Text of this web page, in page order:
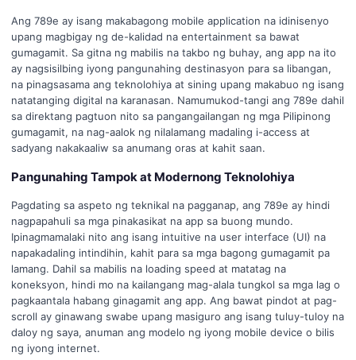
Ang 789e ay isang makabagong mobile application na idinisenyo
upang magbigay ng de-kalidad na entertainment sa bawat
gumagamit. Sa gitna ng mabilis na takbo ng buhay, ang app na ito
ay nagsisilbing iyong pangunahing destinasyon para sa libangan,
na pinagsasama ang teknolohiya at sining upang makabuo ng isang
natatanging digital na karanasan. Namumukod-tangi ang 789e dahil
sa direktang pagtuon nito sa pangangailangan ng mga Pilipinong
gumagamit, na nag-aalok ng nilalamang madaling i-access at
sadyang nakakaaliw sa anumang oras at kahit saan.
Pangunahing Tampok at Modernong Teknolohiya
Pagdating sa aspeto ng teknikal na pagganap, ang 789e ay hindi
nagpapahuli sa mga pinakasikat na app sa buong mundo.
Ipinagmamalaki nito ang isang intuitive na user interface (UI) na
napakadaling intindihin, kahit para sa mga bagong gumagamit pa
lamang. Dahil sa mabilis na loading speed at matatag na
koneksyon, hindi mo na kailangang mag-alala tungkol sa mga lag o
pagkaantala habang ginagamit ang app. Ang bawat pindot at pag-
scroll ay ginawang swabe upang masiguro ang isang tuluy-tuloy na
daloy ng saya, anuman ang modelo ng iyong mobile device o bilis
ng iyong internet.